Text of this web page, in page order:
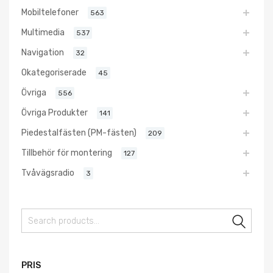
Mobiltelefoner 563
Multimedia 537
Navigation 32
Okategoriserade 45
Övriga 556
Övriga Produkter 141
Piedestalfästen (PM-fästen) 209
Tillbehör för montering 127
Tvåvägsradio 3
PRIS